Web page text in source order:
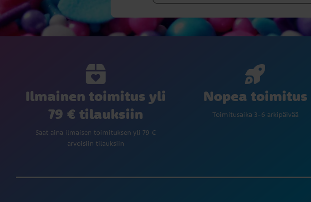
Ilmainen toimitus yli
79 € tilauksiin
Saat aina ilmaisen toimituksen yli 79 €
arvoisiin tilauksiin
Nopea toimitus
Toimitusaika 3-6 arkipäivää